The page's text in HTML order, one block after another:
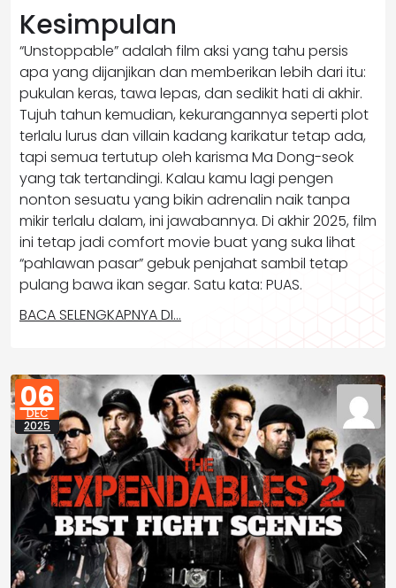
Kesimpulan
“Unstoppable” adalah film aksi yang tahu persis
apa yang dijanjikan dan memberikan lebih dari itu:
pukulan keras, tawa lepas, dan sedikit hati di akhir.
Tujuh tahun kemudian, kekurangannya seperti plot
terlalu lurus dan villain kadang karikatur tetap ada,
tapi semua tertutup oleh karisma Ma Dong-seok
yang tak tertandingi. Kalau kamu lagi pengen
nonton sesuatu yang bikin adrenalin naik tanpa
mikir terlalu dalam, ini jawabannya. Di akhir 2025, film
ini tetap jadi comfort movie buat yang suka lihat
“pahlawan pasar” gebuk penjahat sambil tetap
pulang bawa ikan segar. Satu kata: PUAS.
BACA SELENGKAPNYA DI…
06
DEC
2025